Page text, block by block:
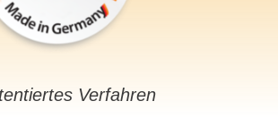
Verfahren